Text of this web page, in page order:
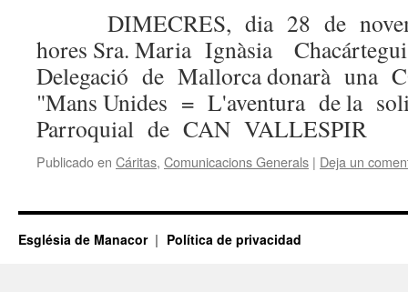
DIMECRES, dia 28 de
hores Sra. Maria Ignàsia
Delegació de Mallorca donarà una
"Mans Unides = L'aventura de la
Parroquial de CAN VALLESPIR
Publicado en Cáritas, Comunicacions Generals | Deja un
Església de Manacor Política de privacidad